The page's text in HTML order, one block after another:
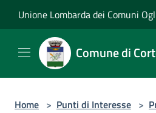
Unione Lombarda dei Comuni
Comune di
Home > Punti di Interesse >